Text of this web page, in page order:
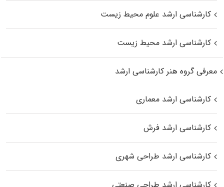
کارشناسی ارشد علوم محیط‌ زیست
کارشناسی ارشد محیط زیست
معرفی گروه هنر کارشناسی ارشد
کارشناسی ارشد معماری
کارشناسی ارشد فرش
کارشناسی ارشد طراحی شهری